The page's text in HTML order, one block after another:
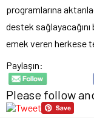
programlarına
destek
emek veren herkese
Paylaşın:
Please follow